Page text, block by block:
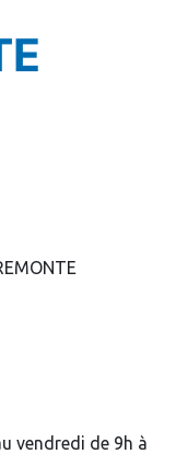
vendredi de 9h à